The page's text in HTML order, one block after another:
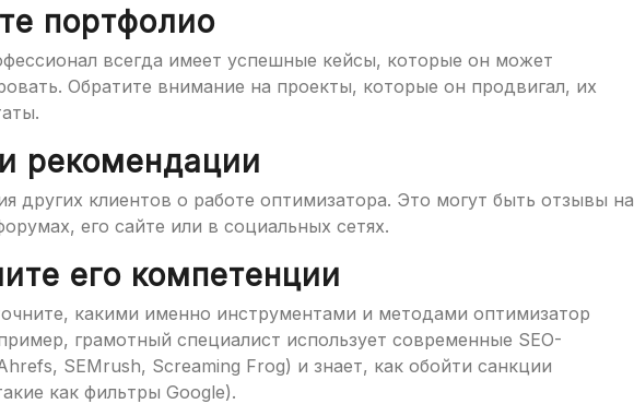
портфолио
всегда имеет успешные кейсы, которые он может
Обратите внимание на проекты, которые он продвигал, их
рекомендации
других клиентов о работе оптимизатора. Это могут быть отзывы на
его сайте или в социальных сетях.
его компетенции
какими именно инструментами и методами оптимизатор
грамотный специалист использует современные SEO-
SEMrush, Screaming Frog) и знает, как обойти санкции
как фильтры Google).